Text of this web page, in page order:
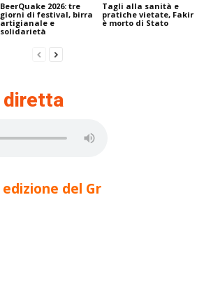
BeerQuake 2026: tre
giorni di festival, birra
artigianale e
solidarietà
Tagli alla sanità e
pratiche vietate, Fakir
è morto di Stato
del Gr